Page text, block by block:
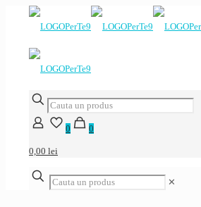
0 0
0,00 lei
✕